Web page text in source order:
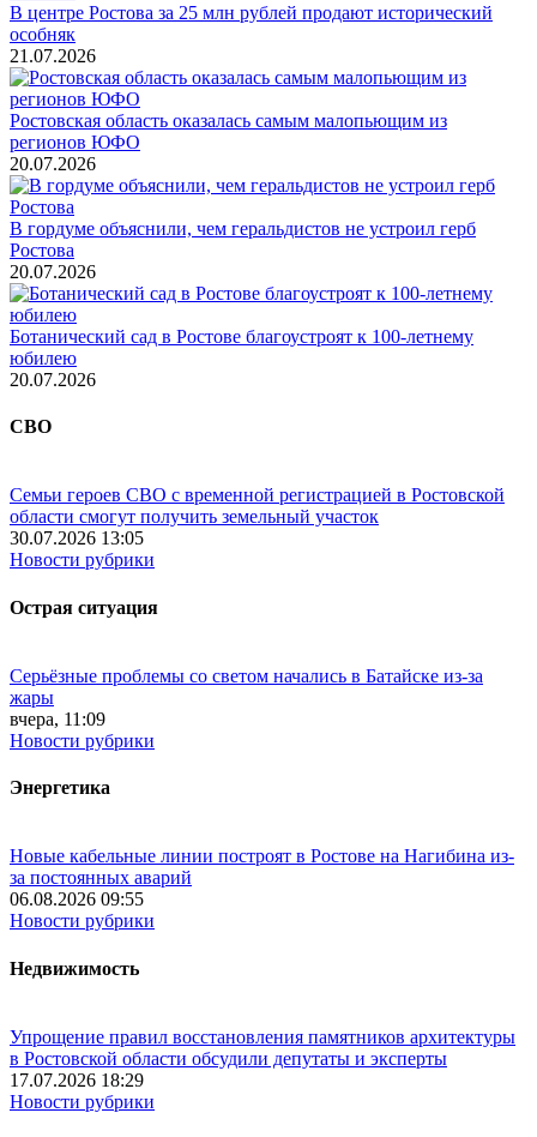
В центре Ростова за 25 млн рублей продают исторический
особняк
21.07.2026
Ростовская область оказалась самым малопьющим из
регионов ЮФО
20.07.2026
В гордуме объяснили, чем геральдистов не устроил герб
Ростова
20.07.2026
Ботанический сад в Ростове благоустроят к 100-летнему
юбилею
20.07.2026
СВО
Семьи героев СВО с временной регистрацией в Ростовской
области смогут получить земельный участок
30.07.2026 13:05
Новости рубрики
Острая ситуация
Серьёзные проблемы со светом начались в Батайске из-за
жары
вчера, 11:09
Новости рубрики
Энергетика
Новые кабельные линии построят в Ростове на Нагибина из-
за постоянных аварий
06.08.2026 09:55
Новости рубрики
Недвижимость
Упрощение правил восстановления памятников архитектуры
в Ростовской области обсудили депутаты и эксперты
17.07.2026 18:29
Новости рубрики